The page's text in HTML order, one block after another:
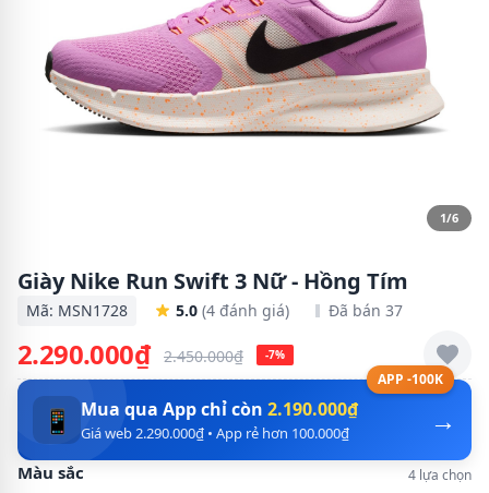
1/6
Giày Nike Run Swift 3 Nữ - Hồng Tím
Mã: MSN1728 5.0 (4 đánh giá) Đã bán 37
2.290.000₫ 2.450.000₫ -7%
APP -100K
→
📱 Mua qua App chỉ còn 2.190.000₫
Giá web 2.290.000₫ • App rẻ hơn 100.000₫
Màu sắc 4 lựa chọn